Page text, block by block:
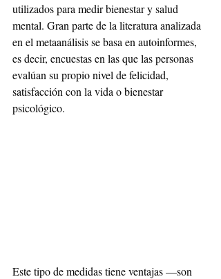
utilizados para medir bienestar y salud
mental. Gran parte de la literatura analizada
en el metaanálisis se basa en autoinformes,
es decir, encuestas en las que las personas
evalúan su propio nivel de felicidad,
satisfacción con la vida o bienestar
psicológico.
Este tipo de medidas tiene ventajas —son